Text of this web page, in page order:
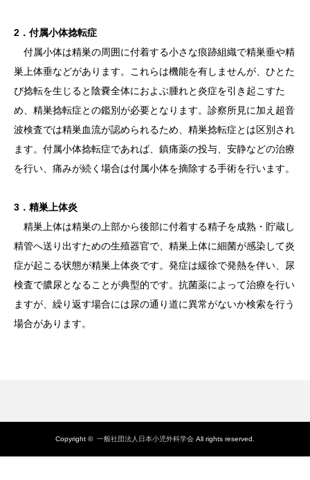
2．付属小体捻転症
付属小体は精巣の周囲に付着する小さな痕跡組織で精巣垂や精
巣上体垂などがあります。これらは機能を有しませんが、ひとた
び捻転を生じると陰嚢全体におよぶ腫れと炎症を引き起こすた
め、精巣捻転症との鑑別が必要となります。診察所見に加え超音
波検査では精巣血流が認められるため、精巣捻転症とは区別され
ます。付属小体捻転症であれば、鎮痛薬の投与、安静などの治療
を行い、痛みが続く場合は付属小体を摘除する手術を行います。
3．精巣上体炎
精巣上体は精巣の上部から後部に付着する精子を成熟・貯蔵し
精管へ送り出すための生殖器官で、精巣上体に細菌が感染して炎
症が起こる状態が精巣上体炎です。発症は緩徐で発熱を伴い、尿
検査で膿尿となることが典型的です。抗菌薬によって治療を行い
ますが、繰り返す場合には尿の通り道に異常がないか検索を行う
場合があります。
Copyright © 一般社団法人日本小児外科学会 All rights reserved.